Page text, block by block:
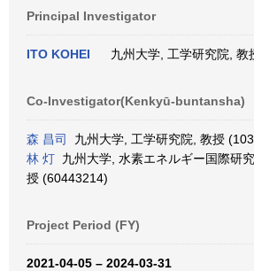
Principal Investigator
ITO KOHEI 九州大学, 工学研究院, 教
Co-Investigator(Kenkyū-buntansha)
森 昌司
九州大学, 工学研究院, 教授
林 灯 九州大学, 水素エネルギー国際研
授 (60443214)
Project Period (FY)
2021-04-05 – 2024-03-31